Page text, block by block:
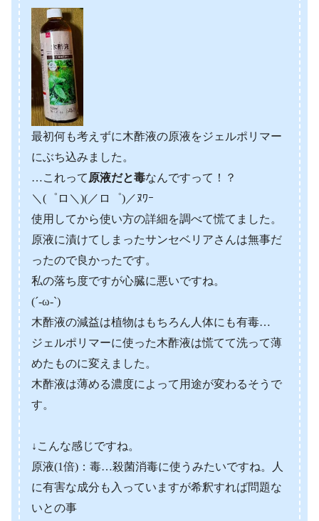
最初何も考えずに木酢液の原液をジェルポリマー
にぶち込みました。
…これって 原液だと毒なんですって！？
＼(゜ロ＼)(／ロ゜)／ﾇﾜｰ
使用してから使い方の詳細を調べて慌てました。
原液に漬けてしまったサンセベリアさんは無事だ
ったので良かったです。
私の落ち度ですが心臓に悪いですね。
(´-ω-`)
木酢液の減益は植物はもちろん人体にも有毒…
ジェルポリマーに使った木酢液は慌てて洗って薄
めたものに変えました。
木酢液は薄める濃度によって用途が変わるそうで
す。
↓こんな感じですね。
原液(1倍)：毒…殺菌消毒に使うみたいですね。人
に有害な成分も入っていますが希釈すれば問題な
いとの事